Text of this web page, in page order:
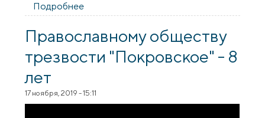
Подробнее
Маці Божай дзеля Аўгустоўскай Яе іконы
Богаяўленскага прыхода г. Шчучын
Православному обществу
трезвости "Покровское" - 8
лет
17 ноября, 2019 - 15:11